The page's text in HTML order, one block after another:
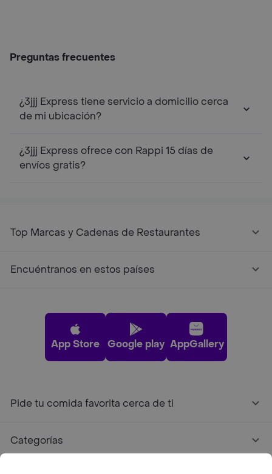
Preguntas frecuentes
¿3jjj Express tiene servicio a domicilio cerca
de mi ubicación?
¿3jjj Express ofrece con Rappi 15 días de
envíos gratis?
Top Marcas y Cadenas de Restaurantes
Encuéntranos en estos países
App Store Google play AppGallery
Pide tu comida favorita cerca de ti
Categorías